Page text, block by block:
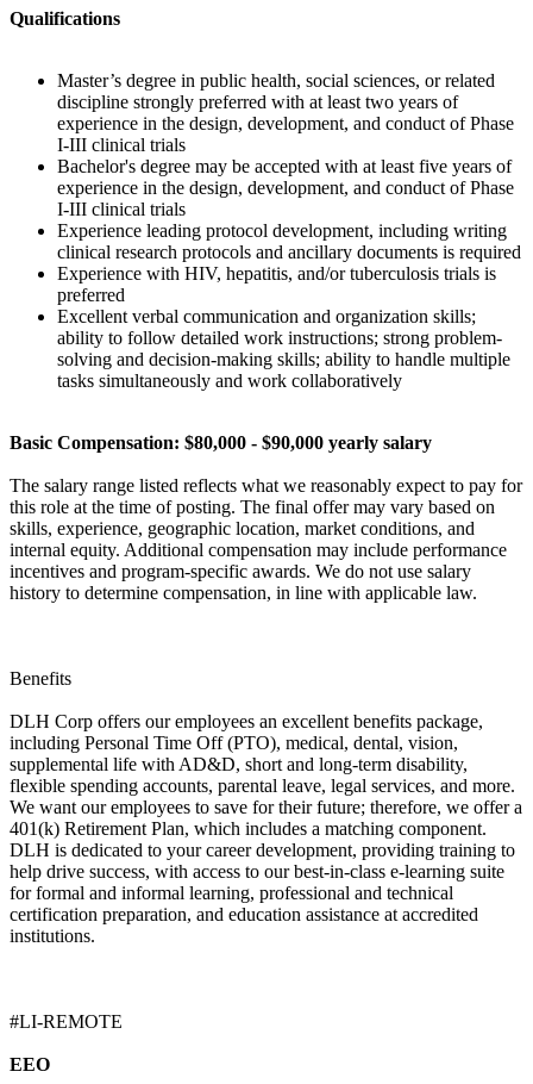
Qualifications
Master’s degree in public health, social sciences, or related
discipline strongly preferred with at least two years of
experience in the design, development, and conduct of Phase
I-III clinical trials
Bachelor's degree may be accepted with at least five years of
experience in the design, development, and conduct of Phase
I-III clinical trials
Experience leading protocol development, including writing
clinical research protocols and ancillary documents is required
Experience with HIV, hepatitis, and/or tuberculosis trials is
preferred
Excellent verbal communication and organization skills;
ability to follow detailed work instructions; strong problem-
solving and decision-making skills; ability to handle multiple
tasks simultaneously and work collaboratively
Basic Compensation: $80,000 - $90,000 yearly salary
The salary range listed reflects what we reasonably expect to pay for
this role at the time of posting. The final offer may vary based on
skills, experience, geographic location, market conditions, and
internal equity. Additional compensation may include performance
incentives and program-specific awards. We do not use salary
history to determine compensation, in line with applicable law.
Benefits
DLH Corp offers our employees an excellent benefits package,
including Personal Time Off (PTO), medical, dental, vision,
supplemental life with AD&D, short and long-term disability,
flexible spending accounts, parental leave, legal services, and more.
We want our employees to save for their future; therefore, we offer a
401(k) Retirement Plan, which includes a matching component.
DLH is dedicated to your career development, providing training to
help drive success, with access to our best-in-class e-learning suite
for formal and informal learning, professional and technical
certification preparation, and education assistance at accredited
institutions.
#LI-REMOTE
EEO